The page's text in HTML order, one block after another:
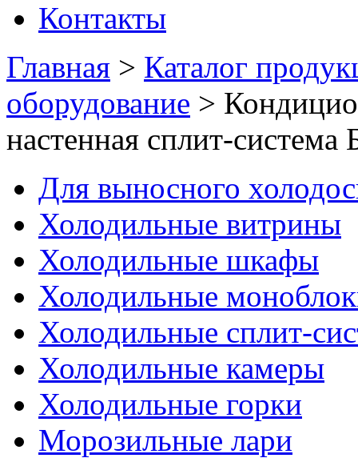
Контакты
Главная > Каталог
оборудование >
настенная сплит-
Для выносного
Холодильные витрины
Холодильные шкафы
Холодильные
Холодильные сплит-
Холодильные камеры
Холодильные горки
Морозильные лари